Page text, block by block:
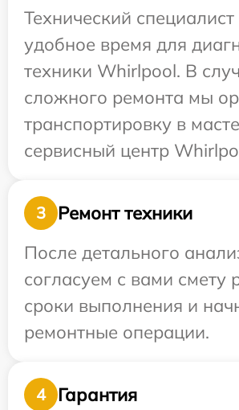
Технический
удобное время для
техники Whirlpool. В
сложного ремонта мы
транспортировку в
сервисный центр
3
Ремонт техники
После детального
согласуем с вами смету
сроки выполнения и
ремонтные операции.
4 Гарантия